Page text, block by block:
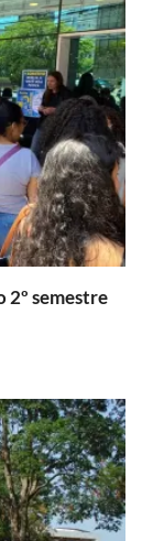
semestre